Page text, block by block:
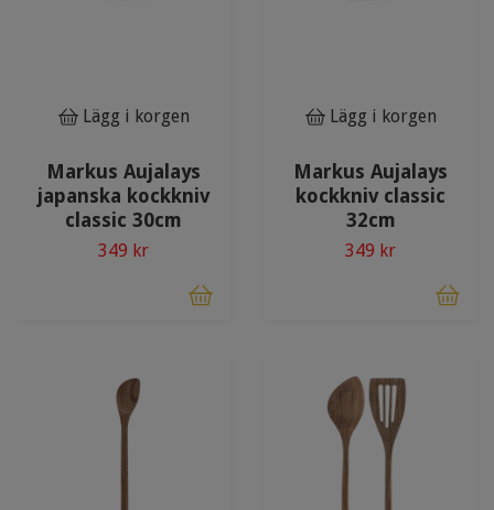
Lägg i korgen
Markus Aujalays
japanska kockkniv
classic 30cm
349 kr
Lägg i korgen
Markus Aujalays
kockkniv classic
32cm
349 kr